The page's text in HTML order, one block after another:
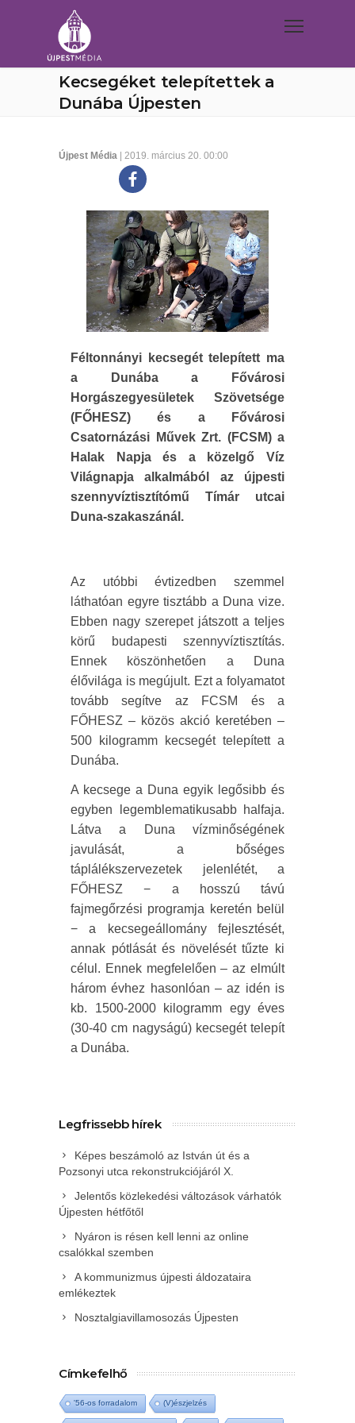
Kecsegéket telepítettek a
Dunába Újpesten
Újpest Média | 2019. március 20. 00:00
Féltonnányi kecsegét telepített ma
a Dunába a Fővárosi
Horgászegyesületek Szövetsége
(FŐHESZ) és a Fővárosi
Csatornázási Művek Zrt. (FCSM) a
Halak Napja és a közelgő Víz
Világnapja alkalmából az újpesti
szennyvíztisztítómű Tímár utcai
Duna-szakaszánál.
Az utóbbi évtizedben szemmel
láthatóan egyre tisztább a Duna vize.
Ebben nagy szerepet játszott a teljes
körű budapesti szennyvíztisztítás.
Ennek köszönhetően a Duna
élővilága is megújult. Ezt a folyamatot
tovább segítve az FCSM és a
FŐHESZ – közös akció keretében –
500 kilogramm kecsegét telepített a
Dunába.
A kecsege a Duna egyik legősibb és
egyben legemblematikusabb halfaja.
Látva a Duna vízminőségének
javulását, a bőséges
táplálékszervezetek jelenlétét, a
FŐHESZ − a hosszú távú
fajmegőrzési programja keretén belül
− a kecsegeállomány fejlesztését,
annak pótlását és növelését tűzte ki
célul. Ennek megfelelően – az elmúlt
három évhez hasonlóan – az idén is
kb. 1500-2000 kilogramm egy éves
(30-40 cm nagyságú) kecsegét telepít
a Dunába.
Legfrissebb hírek
Képes beszámoló az István út és a
Pozsonyi utca rekonstrukciójáról X.
Jelentős közlekedési változások várhatók
Újpesten hétfőtől
Nyáron is résen kell lenni az online
csalókkal szemben
A kommunizmus újpesti áldozataira
emlékeztek
Nosztalgiavillamosozás Újpesten
Címkefelhő
'56-os forradalom (V)észjelzés